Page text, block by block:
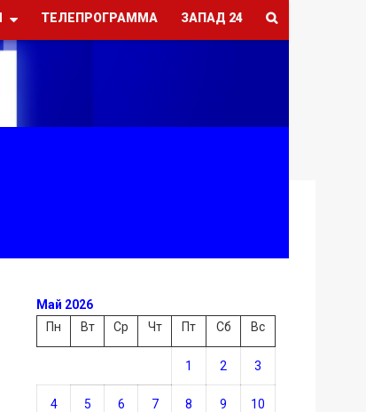
ТЕЛЕПРОГРАММА ЗАПАД 24
Май 2026
Пн
Вт Ср Чт Пт Сб Вс
1 2 3
4 5 6 7 8 9 10